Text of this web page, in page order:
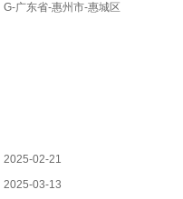
G-广东省-惠州市-惠城区
2025-02-21
2025-03-13